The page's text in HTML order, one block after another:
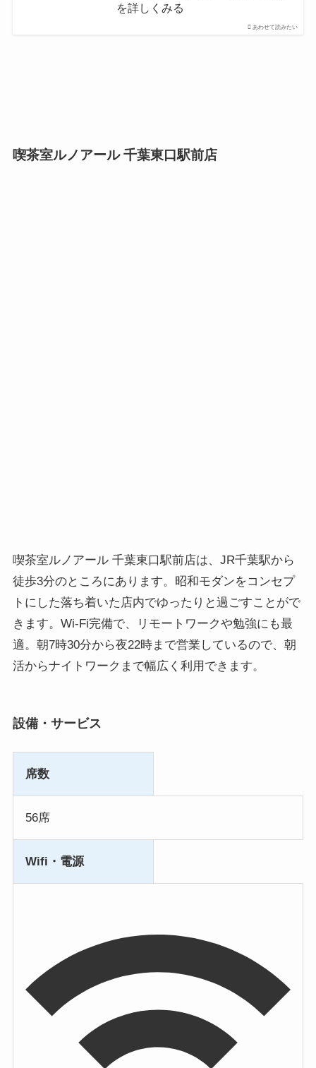
あわせて読みたい
を詳しくみる
喫茶室ルノアール 千葉東口駅前店
喫茶室ルノアール 千葉東口駅前店は、JR千葉駅から
徒歩3分のところにあります。昭和モダンをコンセプ
トにした落ち着いた店内でゆったりと過ごすことがで
きます。Wi-Fi完備で、リモートワークや勉強にも最
適。朝7時30分から夜22時まで営業しているので、朝
活からナイトワークまで幅広く利用できます。
設備・サービス
席数
56席
Wifi・電源